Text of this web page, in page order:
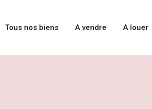
Tous nos biens A vendre A louer